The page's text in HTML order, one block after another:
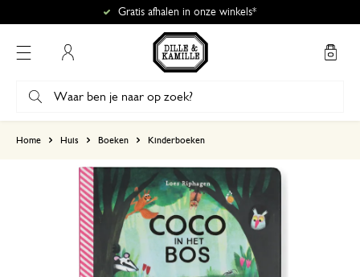
Gratis afhalen in onze winkels*
Home Huis Boeken Kinderboeken